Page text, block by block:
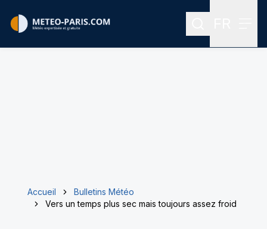
Rechercher
Accueil
Bulletins Météo
Vers un temps plus sec mais toujours assez froid